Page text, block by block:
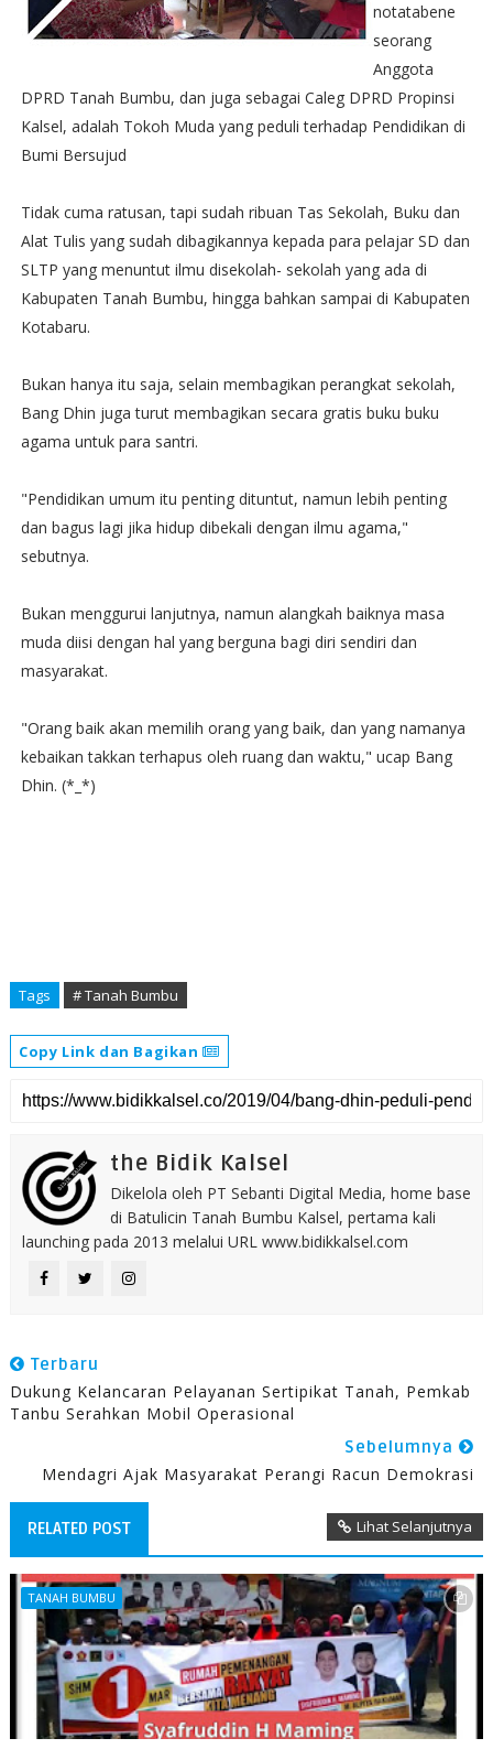
notatabene
seorang
Anggota
DPRD Tanah Bumbu, dan juga sebagai Caleg DPRD Propinsi
Kalsel, adalah Tokoh Muda yang peduli terhadap Pendidikan di
Bumi Bersujud
Tidak cuma ratusan, tapi sudah ribuan Tas Sekolah, Buku dan
Alat Tulis yang sudah dibagikannya kepada para pelajar SD dan
SLTP yang menuntut ilmu disekolah- sekolah yang ada di
Kabupaten Tanah Bumbu, hingga bahkan sampai di Kabupaten
Kotabaru.
Bukan hanya itu saja, selain membagikan perangkat sekolah,
Bang Dhin juga turut membagikan secara gratis buku buku
agama untuk para santri.
"Pendidikan umum itu penting dituntut, namun lebih penting
dan bagus lagi jika hidup dibekali dengan ilmu agama,"
sebutnya.
Bukan menggurui lanjutnya, namun alangkah baiknya masa
muda diisi dengan hal yang berguna bagi diri sendiri dan
masyarakat.
"Orang baik akan memilih orang yang baik, dan yang namanya
kebaikan takkan terhapus oleh ruang dan waktu," ucap Bang
Dhin. (*_*)
Tags # Tanah Bumbu
Copy Link dan Bagikan
the Bidik Kalsel
Dikelola oleh PT Sebanti Digital Media, home base
di Batulicin Tanah Bumbu Kalsel, pertama kali
launching pada 2013 melalui URL www.bidikkalsel.com
Terbaru
Dukung Kelancaran Pelayanan Sertipikat Tanah, Pemkab
Tanbu Serahkan Mobil Operasional
Sebelumnya
Mendagri Ajak Masyarakat Perangi Racun Demokrasi
RELATED POST Lihat Selanjutnya
TANAH BUMBU